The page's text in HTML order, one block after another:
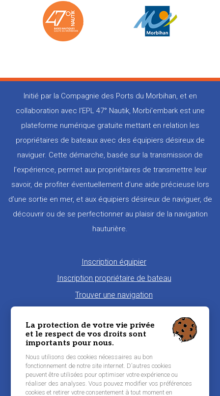
Initié par la Compagnie des Ports du Morbihan, et en
collaboration avec l’EPL 47° Nautik, Morbi’embark est une
plateforme numérique gratuite mettant en relation les
propriétaires de bateaux avec des équipiers désireux de
naviguer. Cette démarche, basée sur la transmission de
l’expérience, permet aux propriétaires de transmettre leur
savoir, de profiter éventuellement d’une aide précieuse lors
d’une sortie en mer, et aux équipiers désireux de naviguer, de
découvrir ou de se perfectionner au plaisir de la navigation
hauturière.
Inscription équipier
Inscription propriétaire de bateau
Trouver une navigation
La charte Morbi'Embark
Niveau de pratique maritime
Conditions générales d'utilisation
Contacter Morbi’Embark
Mentions légales
La protection de votre vie privée
et le respect de vos droits sont
importants pour nous.
Nous utilisons des cookies nécessaires au bon
fonctionnement de notre site internet. D’autres cookies
peuvent être utilisées pour optimiser votre expérience ou
réaliser des analyses. Vous pouvez modifier vos préférences
cookies et retirer votre consentement à tout moment en